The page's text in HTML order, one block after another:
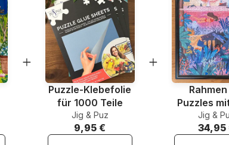
Puzzle-Klebefolie
für 1000 Teile
Jig & Puz
9,95 €
Puzzles
Jig &
34,95